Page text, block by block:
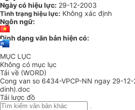
Ngày có hiệu lực: 29-12-2003
Tình trạng hiệu lực: Không xác định
Ngôn ngữ:
Định dạng văn bản hiện có:
MỤC LỤC
Không có mục lục
Tải về (WORD)
Cong van so 6434-VPCP-NN ngay 29-
dinh).doc
Tải lược đồ